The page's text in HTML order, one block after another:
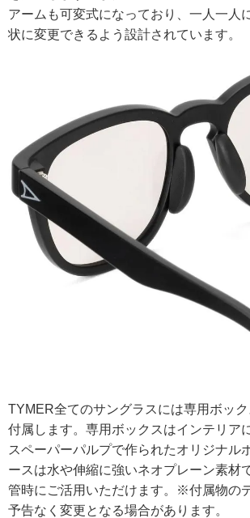
アームも可変式になっており、一人一人
状に変更できるよう設計されています。
TYMER全てのサングラスには専用ボッ
付属します。専用ボックスはインテリア
スペーパーパルプで作られたオリジナル
ースは水や伸縮に強いネオプレーン素材
管時にご活用いただけます。※付属物の
予告なく変更となる場合があります。